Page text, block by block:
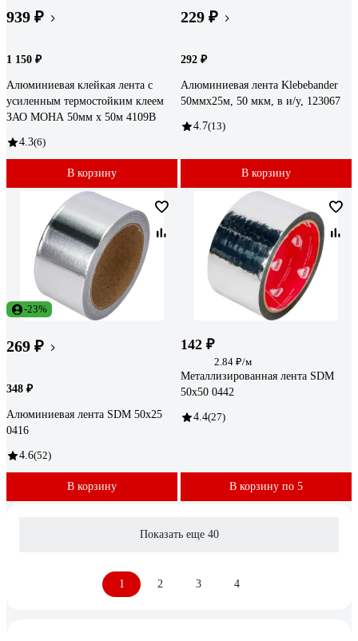
939 ₽
1 150 ₽
Алюминиевая клейкая лента с
усиленным термостойким клеем
ЗАО МОНА 50мм х 50м 4109B
4.3(6)
В корзину
229 ₽
292 ₽
Алюминиевая лента Klebebander
50ммx25м, 50 мкм, в и/у, 123067
4.7(13)
В корзину
-23%
269 ₽
348 ₽
Алюминиевая лента SDM 50х25
0416
4.6(52)
В корзину
142 ₽
2.84 ₽/м
Металлизированная лента SDM
50х50 0442
4.4(27)
В корзину по 5
Показать еще 40
1 2 3 4